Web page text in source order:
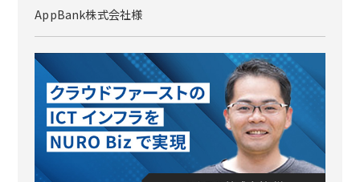
AppBank株式会社様